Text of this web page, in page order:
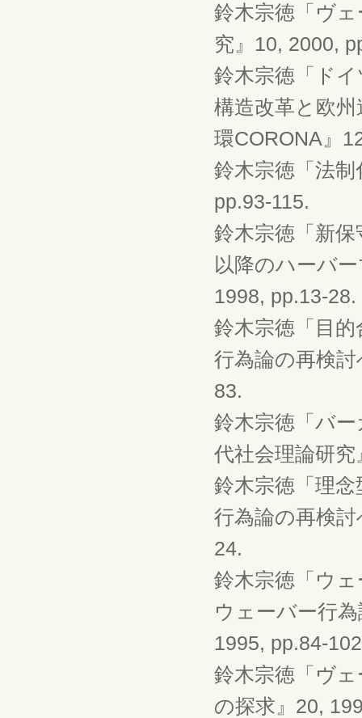
鈴木宗徳「ヴ
究』10, 2000,
鈴木宗徳「ド
構造改革と欧
環CORONA』
鈴木宗徳「法
pp.93-115.
鈴木宗徳「新
以降のハーバ
1998, pp.13-28.
鈴木宗徳「目
行為論の再検
83.
鈴木宗徳「バ
代社会理論研
鈴木宗徳「理
行為論の再検
24.
鈴木宗徳「ウ
ウェーバー行
1995,
鈴木宗徳「ヴ
の探求』20,